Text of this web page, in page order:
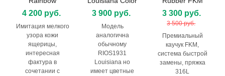
4 200 руб.
Имитация мелкого
узора кожи
ящерицы,
интересная
фактура в
сочетании с
3 900 руб.
Модель
аналогична
обычному
RIOS1931
Louisiana но
имеет цветные
3 300 руб.
3 500 руб.
Премиальный
каучук FKM,
система быстрой
замены, пряжка
316L